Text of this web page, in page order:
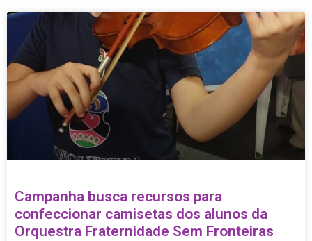
Campanha busca recursos para
confeccionar camisetas dos alunos da
Orquestra Fraternidade Sem Fronteiras